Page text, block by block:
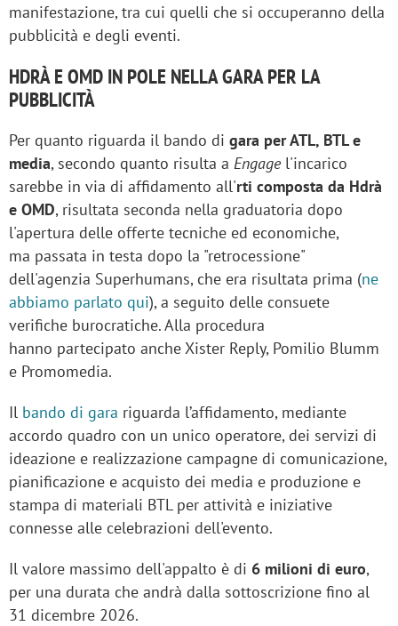
manifestazione, tra cui quelli che si occuperanno della
pubblicità e degli eventi.
HDRÀ E OMD IN POLE NELLA GARA PER LA
PUBBLICITÀ
Per quanto riguarda il bando di gara per ATL, BTL e
media, secondo quanto risulta a Engage l'incarico
sarebbe in via di affidamento all'rti composta da Hdrà
e OMD, risultata seconda nella graduatoria dopo
l'apertura delle offerte tecniche ed economiche,
ma passata in testa dopo la "retrocessione"
dell'agenzia Superhumans, che era risultata prima (ne
abbiamo parlato qui), a seguito delle consuete
verifiche burocratiche. Alla procedura
hanno partecipato anche Xister Reply, Pomilio Blumm
e Promomedia.
Il bando di gara riguarda l’affidamento, mediante
accordo quadro con un unico operatore, dei servizi di
ideazione e realizzazione campagne di comunicazione,
pianificazione e acquisto dei media e produzione e
stampa di materiali BTL per attività e iniziative
connesse alle celebrazioni dell'evento.
Il valore massimo dell'appalto è di 6 milioni di euro,
per una durata che andrà dalla sottoscrizione fino al
31 dicembre 2026.